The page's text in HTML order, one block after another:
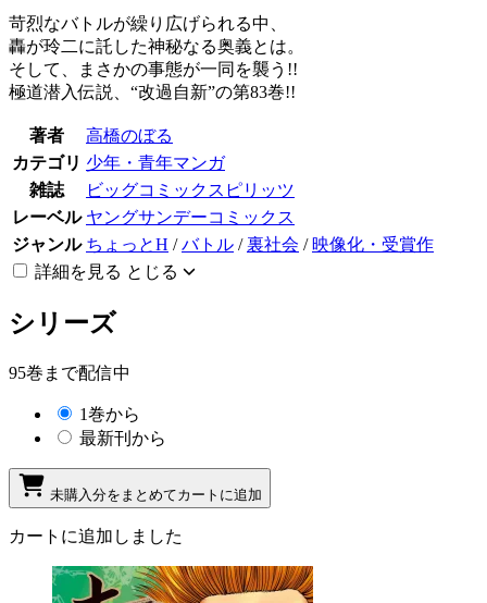
苛烈なバトルが繰り広げられる中、
轟が玲二に託した神秘なる奥義とは。
そして、まさかの事態が一同を襲う!!
極道潜入伝説、“改過自新”の第83巻!!
著者
高橋のぼる
カテゴリ 少年・青年マンガ
雑誌
ビッグコミックスピリッツ
レーベル ヤングサンデーコミックス
ジャンル ちょっとH /バトル /裏社会 / 映像化・受賞作
詳細を見る とじる
シリーズ
95巻まで配信中
1巻から
最新刊から
未購入分をまとめてカートに追加
カートに追加しました